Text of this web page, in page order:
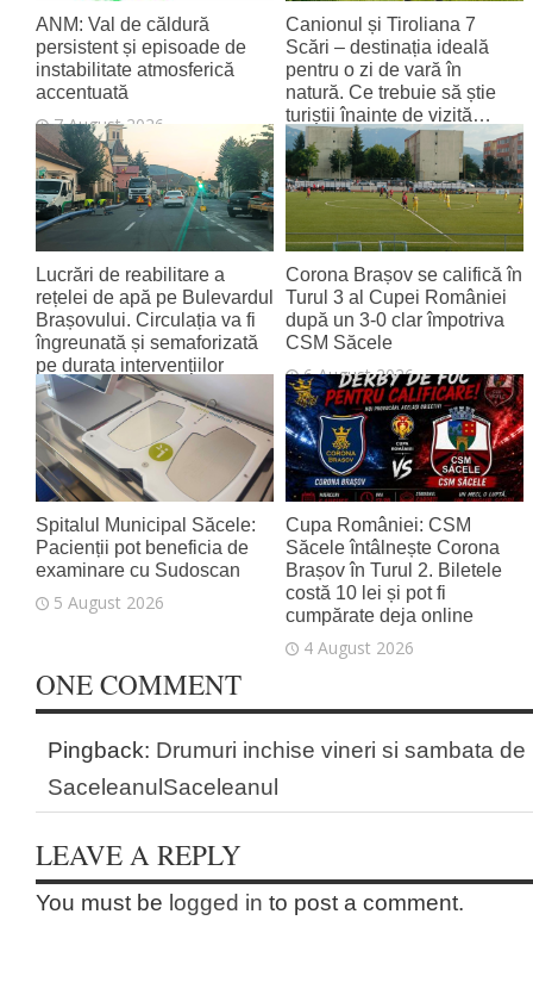
ANM: Val de căldură
persistent și episoade de
instabilitate atmosferică
accentuată
7 August 2026
Canionul și Tiroliana 7
Scări – destinația ideală
pentru o zi de vară în
natură. Ce trebuie să știe
turiștii înainte de vizită…
7 August 2026
Lucrări de reabilitare a
rețelei de apă pe Bulevardul
Brașovului. Circulația va fi
îngreunată și semaforizată
pe durata intervențiilor
6 August 2026
Corona Brașov se califică în
Turul 3 al Cupei României
după un 3-0 clar împotriva
CSM Săcele
6 August 2026
Spitalul Municipal Săcele:
Pacienții pot beneficia de
examinare cu Sudoscan
5 August 2026
Cupa României: CSM
Săcele întâlnește Corona
Brașov în Turul 2. Biletele
costă 10 lei și pot fi
cumpărate deja online
4 August 2026
ONE COMMENT
Pingback: Drumuri inchise vineri si sambata
SaceleanulSaceleanul
LEAVE A REPLY
You must be logged in to post a comment.